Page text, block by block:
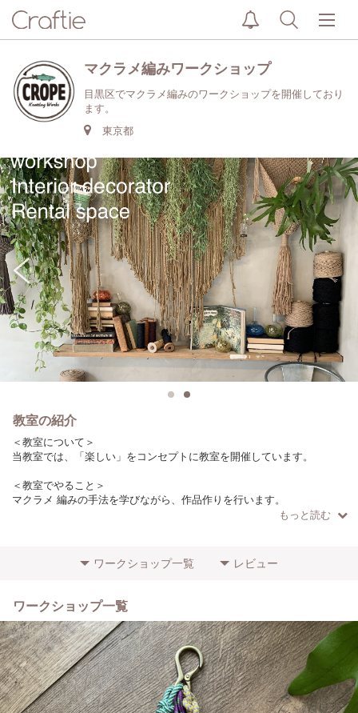
マクラメ編みワークショップ
目黒区でマクラメ編みのワークショップを開催しており
ます。
東京都
教室の紹介
＜教室について＞
当教室では、「楽しい」をコンセプトに教室を開催しています。
＜教室でやること＞
マクラメ 編みの手法を学びながら、作品作りを行います。
（作品によりロープの種類は異なります）
初心者の方でもわかりやすいように、少人数で開催しています！
ぜひお気軽にご参加ください。
＜場所・アクセス＞
目黒駅からバス14分（7駅）徒歩1分
学芸大学駅から徒歩15分
＜その他特記事項＞
もっと読む
ワークショップ一覧 レビュー
ワークショップ一覧